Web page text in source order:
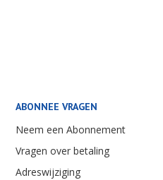
ABONNEE VRAGEN
Neem een Abonnement
Vragen over betaling
Adreswijziging